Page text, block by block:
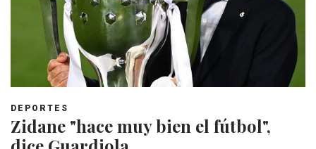
DEPORTES
Zidane "hace muy bien el fútbol",